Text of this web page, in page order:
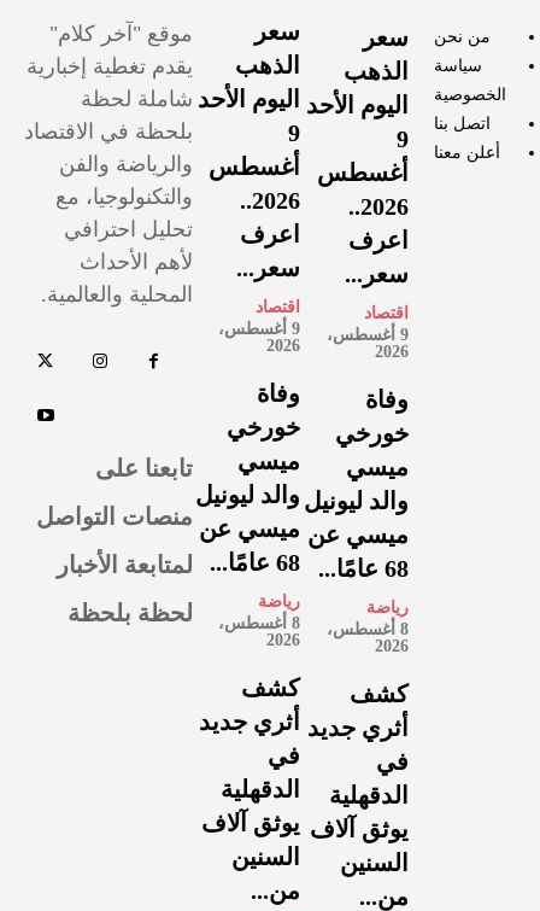
من نحن
سياسة
الخصوصية
اتصل بنا
أعلن معنا
سعر
الذهب
اليوم الأحد
9
أغسطس
2026..
اعرف
سعر...
اقتصاد
9 أغسطس،
2026
وفاة
خورخي
ميسي
والد ليونيل
ميسي عن
68 عامًا...
رياضة
8 أغسطس،
2026
كشف
أثري جديد
في
الدقهلية
يوثق آلاف
السنين
من...
سعر
الذهب
اليوم الأحد
9
أغسطس
2026..
اعرف
سعر...
اقتصاد
9 أغسطس،
2026
وفاة
خورخي
ميسي
والد ليونيل
ميسي عن
68 عامًا...
رياضة
8 أغسطس،
2026
كشف
أثري جديد
في
الدقهلية
يوثق آلاف
السنين
من...
موقع "آخر كلام"
يقدم تغطية إخبارية
شاملة لحظة
بلحظة في الاقتصاد
والرياضة والفن
والتكنولوجيا، مع
تحليل احترافي
لأهم الأحداث
المحلية والعالمية.
تابعنا على
منصات التواصل
لمتابعة الأخبار
لحظة بلحظة